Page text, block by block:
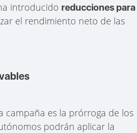
introducidoreducciones para
el rendimiento neto de las
campaña es la prórroga de los
podrán aplicar la